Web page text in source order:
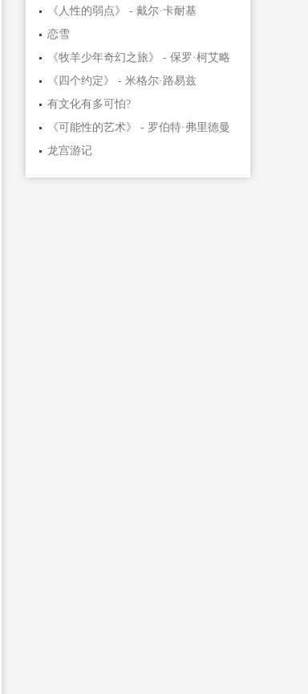
《人性的弱点》 - 戴尔·卡耐基
恋雪
《牧羊少年奇幻之旅》 - 保罗·柯艾略
《四个约定》 - 米格尔·路易兹
有文化有多可怕?
《可能性的艺术》 - 罗伯特·弗里德曼
龙宫游记